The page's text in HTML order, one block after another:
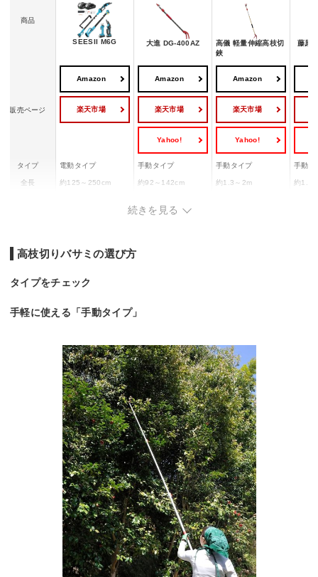
商品
SEESII M6G 大進 DG-400AZ
高儀 軽量伸縮高枝切
鋏
藤原
販売ページ
Amazon
楽天市場
Amazon
楽天市場
Yahoo!
Amazon
楽天市場
Yahoo!
タイプ 電動タイプ 手動タイプ 手動タイプ 手動タ
全長 約125～250cm 約92～142cm 約1.3～2m 約1.8
約520g
続きを見る
高枝切りバサミの選び方
タイプをチェック
手軽に使える「手動タイプ」